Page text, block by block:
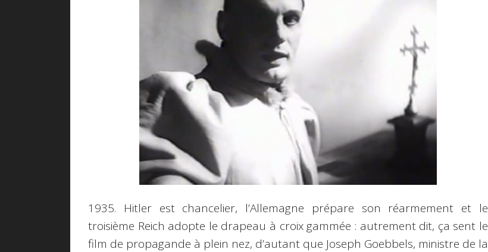
1935. Hitler est chancelier, l’Allemagne prépare son réarmement et le
troisième Reich adopte le drapeau à croix gammée : autrement dit, ça sent le
film de propagande à plein nez, d’autant que Joseph Goebbels, ministre de la